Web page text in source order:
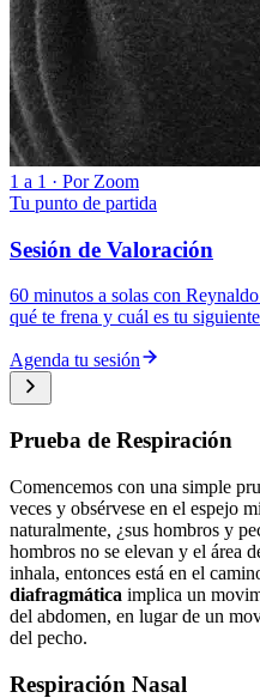
1 a 1 · Por Zoom
Tu punto de partida
Sesión de Valoración
60 minutos a solas con
qué te frena y cuál es tu
Agenda tu sesión
Prueba de Respiración
Comencemos con una simple
veces y obsérvese en el espejo
naturalmente, ¿sus hombros y
hombros no se elevan y el área
inhala, entonces está en el
diafragmática implica un
del abdomen, en lugar de un
del pecho.
Respiración Nasal